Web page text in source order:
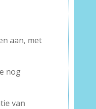
aan, met
nog
van